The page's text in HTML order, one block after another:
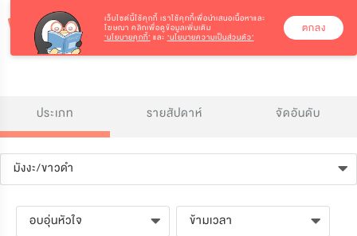
ประเภท รายสัปดาห์ จัดอันดับ
มังงะ/ขาวดำ
อบอุ่นหัวใจ ข้ามเวลา
เว็บไซต์นี้ใช้คุกกี้ เราใช้คุกกี้เพื่อนำเสนอเนื้อหาและ
โฆษณา คลิกเพื่อดูข้อมูลเพิ่มเติม
‘นโยบายคุกกี้’ และ ‘นโยบายความเป็นส่วนตัว’
ตกลง